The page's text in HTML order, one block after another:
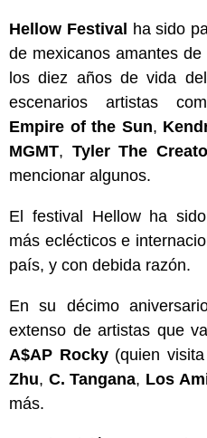
Hellow Festival
ha sido
de mexicanos amantes
los diez años de vida
escenarios artistas
Empire of the Sun,
MGMT, Tyler The
mencionar algunos.
El festival Hellow ha
más eclécticos e
país, y con debida razón.
En su décimo
extenso de artistas que
A$AP Rocky(quien visita
Zhu, C. Tangana, Los
más.